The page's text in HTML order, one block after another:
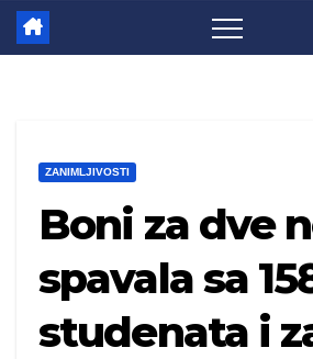
ZANIMLJIVOSTI
Boni za dve
spavala sa
studenata i